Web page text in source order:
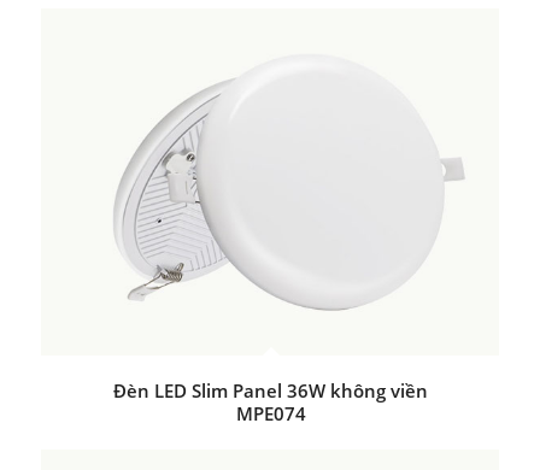
Đèn LED Slim Panel 36W không viền
MPE074